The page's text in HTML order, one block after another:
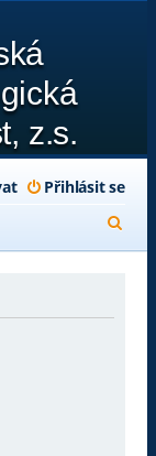
z.s.
Přihlásit se
l